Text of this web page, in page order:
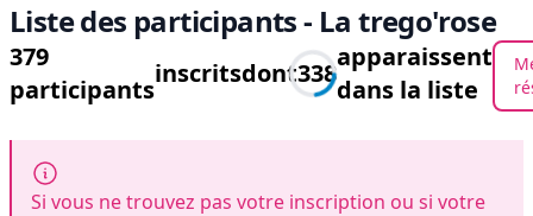
Liste des participants - La trego'rose
379
participants
inscritsdont338
apparaissent
dans la liste
Si vous ne trouvez pas votre inscription ou si votre